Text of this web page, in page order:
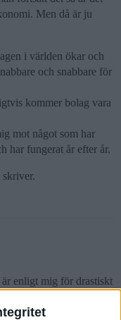
Men då är ju
i världen ökar och
och snabbare för
kommer bolag vara
mot något som har
har fungerat år efter år.
enligt mig för drastiskt